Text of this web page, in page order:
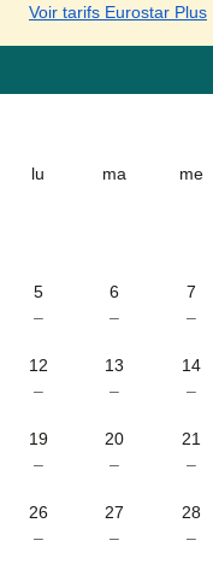
Voir tarifs Eurostar Plus
lu ma me
5
–
6
–
7
–
12
–
13
–
14
–
19
–
20
–
21
–
26
–
27
–
28
–